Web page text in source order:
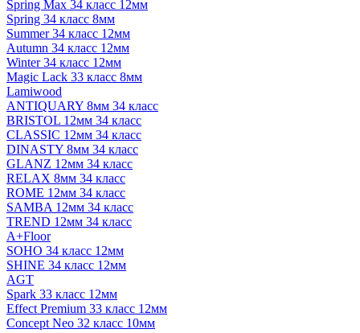
Spring Max 34 класс 12мм
Spring 34 класс 8мм
Summer 34 класс 12мм
Autumn 34 класс 12мм
Winter 34 класс 12мм
Magic Lack 33 класс 8мм
Lamiwood
ANTIQUARY 8мм 34 класс
BRISTOL 12мм 34 класс
CLASSIC 12мм 34 класс
DINASTY 8мм 34 класс
GLANZ 12мм 34 класс
RELAX 8мм 34 класс
ROME 12мм 34 класс
SAMBA 12мм 34 класс
TREND 12мм 34 класс
A+Floor
SOHO 34 класс 12мм
SHINE 34 класс 12мм
AGT
Spark 33 класс 12мм
Effect Premium 33 класс 12мм
Concept Neo 32 класс 10мм